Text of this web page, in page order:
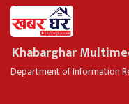
Khabarghar
Department of Information